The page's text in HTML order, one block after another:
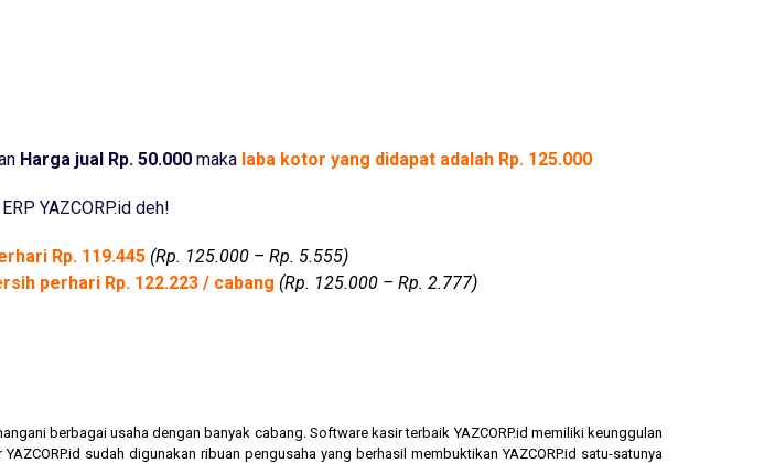
Harga jual Rp. 50.000 maka laba kotor yang didapat adalah Rp. 125.000
YAZCORP.id deh!
Rp. 119.445 (Rp. 125.000 – Rp. 5.555)
perhari Rp. 122.223 / cabang (Rp. 125.000 – Rp. 2.777)
berbagai usaha dengan banyak cabang. Software kasir terbaik YAZCORP.id memiliki keunggulan
sudah digunakan ribuan pengusaha yang berhasil membuktikan YAZCORP.id satu-satunya